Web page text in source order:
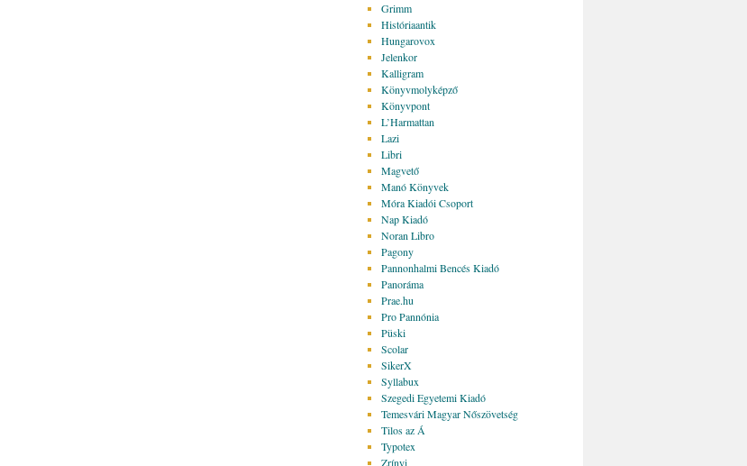
Grimm
Históriaantik
Hungarovox
Jelenkor
Kalligram
Könyvmolyképző
Könyvpont
L’Harmattan
Lazi
Libri
Magvető
Manó Könyvek
Móra Kiadói Csoport
Nap Kiadó
Noran Libro
Pagony
Pannonhalmi Bencés Kiadó
Panoráma
Prae.hu
Pro Pannónia
Püski
Scolar
SikerX
Syllabux
Szegedi Egyetemi Kiadó
Temesvári Magyar Nőszövetség
Tilos az Á
Typotex
Zrínyi